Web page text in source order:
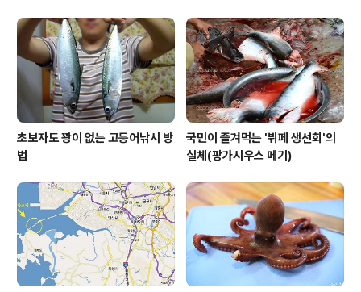
초보자도 꽝이 없는 고등어낚시 방
법
국민이 즐겨먹는 '뷔페 생선회'의
실체(팡가시우스 메기)